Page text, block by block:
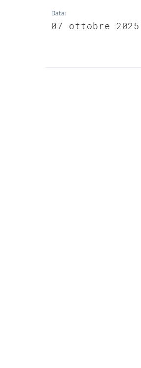
Data:
07 ottobre 2025